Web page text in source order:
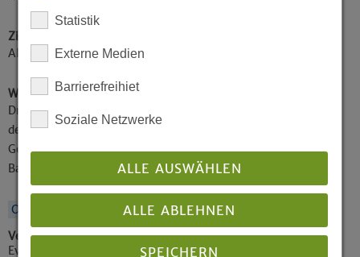
Zielgruppe
Alle Zielgruppen
Weitere Informationen
Dresden trifft Bielefeld: Holger Gehring, Organist an
der Kreuzkirche Dresden, spielt Werke von J.S. Bach,
Gottfried August Homilius, Felix Mendelssohn-
Bartholdy, Arnold Mendelssohn und Gerard Bunk.
Ort auf Karte anzeigen
Veranstalter / veröffentlicht von
Evangelisch-Lutherische Lydia-Kirchengemeinde
Statistik
Externe Medien
Barrierefreihiet
Soziale Netzwerke
ALLE AUSWÄHLEN
ALLE ABLEHNEN
SPEICHERN